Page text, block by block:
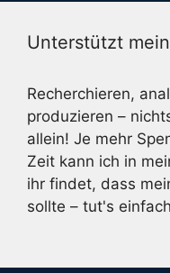
Unterstützt
Recherchieren,
produzieren –
allein! Je mehr
Zeit kann ich in
ihr findet, dass
sollte – tut's